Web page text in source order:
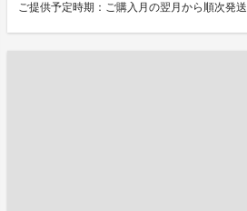
ご提供予定時期：ご購入月の翌月から順次発送